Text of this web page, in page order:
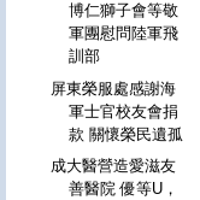
博仁獅子會等敬
軍團慰問陸軍飛
訓部
屏東榮服處感謝海
軍士官校友會捐
款 關懷榮民遺孤
成大醫營造愛滋友
善醫院 優等U，